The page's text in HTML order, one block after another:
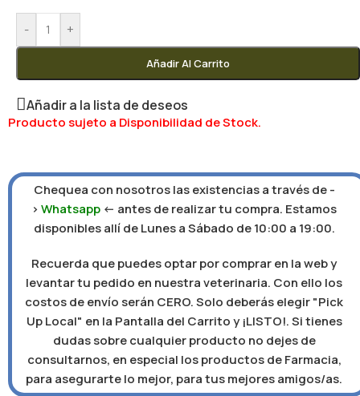
- +
Añadir Al Carrito
Añadir a la lista de deseos
Producto sujeto a Disponibilidad de Stock.
Chequea con nosotros las existencias a través de -
>Whatsapp <- antes de realizar tu compra. Estamos
disponibles allí de Lunes a Sábado de 10:00 a 19:00.
Recuerda que puedes optar por comprar en la web y
levantar tu pedido en nuestra veterinaria. Con ello los
costos de envío serán CERO. Solo deberás elegir "Pick
Up Local" en la Pantalla del Carrito y ¡LISTO!. Si tienes
dudas sobre cualquier producto no dejes de
consultarnos, en especial los productos de Farmacia,
para asegurarte lo mejor, para tus mejores amigos/as.